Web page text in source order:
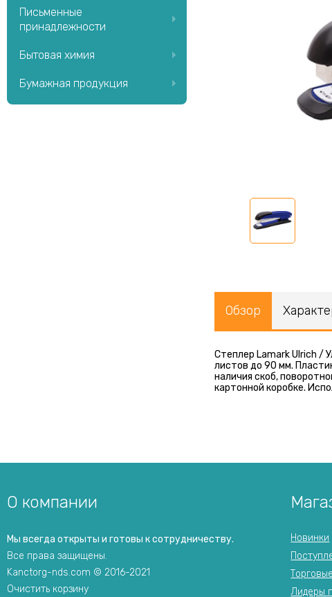
Обзор
Степлер Lamark Ulrich /
листов до 90 мм.
наличия скоб,
картонной коробке.
Письменные
принадлежности
Бытовая химия
Бумажная продукция
О компании
Мы всегда открыты и готовы к сотрудничеству.
Все права защищены.
Kanctorg-nds.com © 2016-2021
Очистить корзину
Новинки
Лидеры